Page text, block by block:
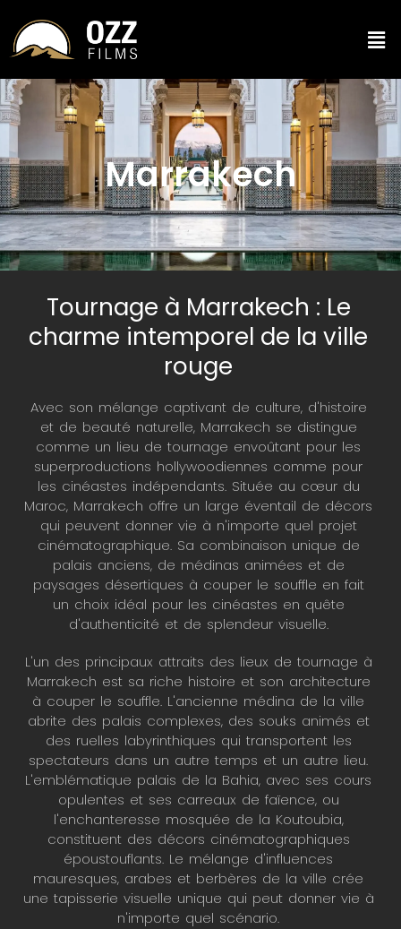
Marrakech
Tournage à Marrakech : Le
charme intemporel de la ville
rouge
Avec son mélange captivant de culture, d'histoire
et de beauté naturelle, Marrakech se distingue
comme un lieu de tournage envoûtant pour les
superproductions hollywoodiennes comme pour
les cinéastes indépendants. Située au cœur du
Maroc, Marrakech offre un large éventail de décors
qui peuvent donner vie à n'importe quel projet
cinématographique. Sa combinaison unique de
palais anciens, de médinas animées et de
paysages désertiques à couper le souffle en fait
un choix idéal pour les cinéastes en quête
d'authenticité et de splendeur visuelle.
L'un des principaux attraits des lieux de tournage à
Marrakech est sa riche histoire et son architecture
à couper le souffle. L'ancienne médina de la ville
abrite des palais complexes, des souks animés et
des ruelles labyrinthiques qui transportent les
spectateurs dans un autre temps et un autre lieu.
L'emblématique palais de la Bahia, avec ses cours
opulentes et ses carreaux de faïence, ou
l'enchanteresse mosquée de la Koutoubia,
constituent des décors cinématographiques
époustouflants. Le mélange d'influences
mauresques, arabes et berbères de la ville crée
une tapisserie visuelle unique qui peut donner vie à
n'importe quel scénario.